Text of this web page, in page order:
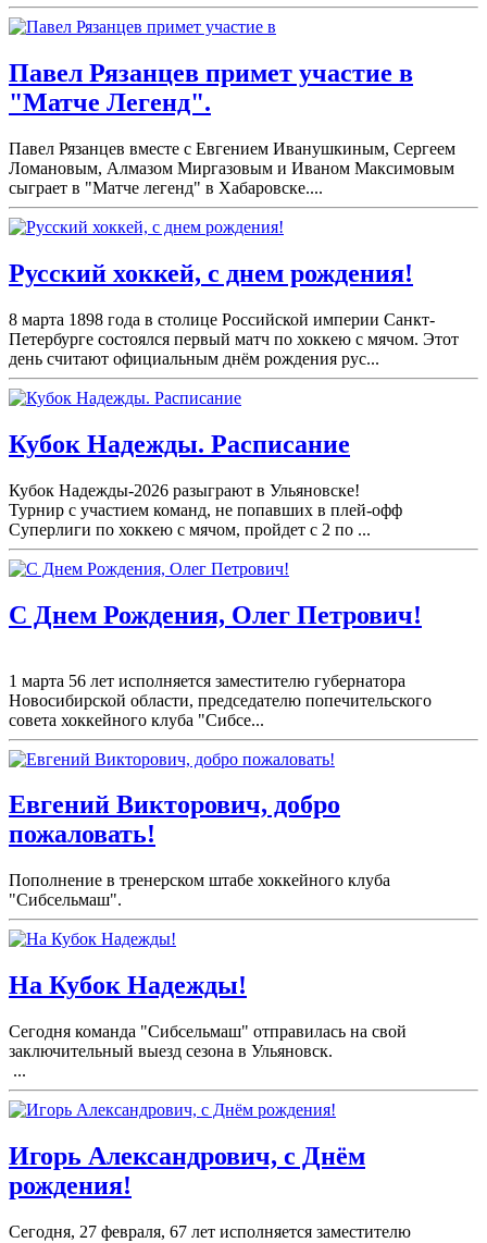
Павел Рязанцев примет участие в
"Матче Легенд".
Павел Рязанцев вместе с Евгением Иванушкиным, Сергеем
Ломановым, Алмазом Миргазовым и Иваном Максимовым
сыграет в "Матче легенд" в Хабаровске....
Русский хоккей, с днем рождения!
8 марта 1898 года в столице Российской империи Санкт-
Петербурге состоялся первый матч по хоккею с мячом. Этот
день считают официальным днём рождения рус...
Кубок Надежды. Расписание
Кубок Надежды-2026 разыграют в Ульяновске!
Турнир с участием команд, не попавших в плей-офф
Суперлиги по хоккею с мячом, пройдет с 2 по ...
С Днем Рождения, Олег Петрович!
1 марта 56 лет исполняется заместителю губернатора
Новосибирской области, председателю попечительского
совета хоккейного клуба "Сибсе...
Евгений Викторович, добро
пожаловать!
Пополнение в тренерском штабе хоккейного клуба
"Сибсельмаш".
На Кубок Надежды!
Сегодня команда "Сибсельмаш" отправилась на свой
заключительный выезд сезона в Ульяновск.
...
Игорь Александрович, с Днём
рождения!
Сегодня, 27 февраля, 67 лет исполняется заместителю